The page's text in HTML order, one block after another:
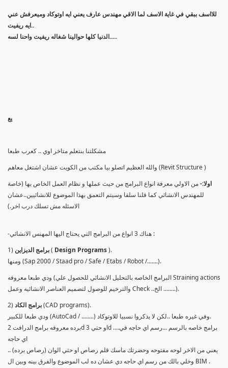
للااسف ببقي في غاية الاسف لما الاقي مهندس عارف يعني ايه اوتوكاد وميعرفش عني
ايه ريفيت..
الدنيا كلها حوالينا شغاله ريفيت واحنا لسه.....
يع
والله العظيم اتصلو بيا مكتب من الكويت عشان اشتغل معاهم (Revit Structure )
اولا:-من الاولي معرفة انواع البرامج من حيث عملها و نظام العمل الخاص بها (خاصة
للمهندس الانشائي كما قلنا سلفا وسيتم التعمق بهذا الموضوع للانشائيين..عشان
الاسئله مش تسلك درب اخر.)
-هناك 3 انواع من البرامج التي يحتاج اليها المهنس الانشائي :
1) برامج الديزاين( Design Programs).
ومنها (Sap 2000 / Staad pro / Safe / Etabs / Robot /.......).
ودي طبعا معروفه (البرامج الخاصه بالتحليل الانشائي للحصول علي Straining actions
والترخيم للوصول لتصميم العناصر الانشائيه وعمل Check ..الخ ........).
2) برامج الكاد(CAD programs).
ودي طبعا للكبير (AutoCad / ........) وفي غيره طبعا ..لكن لا يذكروا نسبيا للاوتوكاد.
برده معروفه برامج الدرافت 2d او حتي 3d ....برامج خاصه بالرسم ...رسم اي حاجه في
اي حاجه
يعني من الاخر لوحه مفتوحه وحضرتك ماسك قلم رصاص او حتي الوان (رصاص برده) ..
وخلي بالك من رسم اي حاجه دي عشان ده لب الموضوع والفرق بينه وبين ال BIM .